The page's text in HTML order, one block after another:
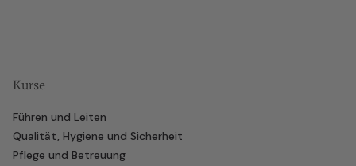
Kurse
Führen und Leiten
Qualität, Hygiene und Sicherheit
Pflege und Betreuung